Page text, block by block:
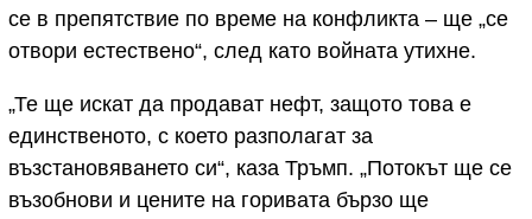
се в препятствие по време на конфликта – ще „се
отвори естествено“, след като войната утихне.
„Те ще искат да продават нефт, защото това е
единственото, с което разполагат за
възстановяването си“, каза Тръмп. „Потокът ще се
възобнови и цените на горивата бързо ще